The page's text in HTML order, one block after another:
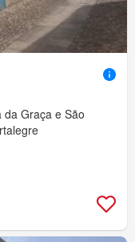
Graça e São